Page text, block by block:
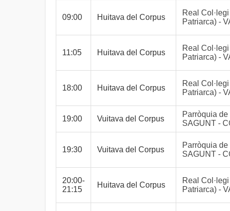
09:00 Huitava del Corpus
Real
Patriarca) -
11:05 Huitava del Corpus
Real
Patriarca) -
18:00 Huitava del Corpus
Real
Patriarca) -
19:00 Vuitava del Corpus
Parròquia
SAGUNT -
19:30 Vuitava del Corpus
Parròquia
SAGUNT -
20:00-
21:15
Huitava del Corpus
Real
Patriarca) -